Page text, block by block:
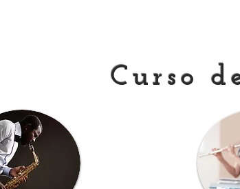
Curso